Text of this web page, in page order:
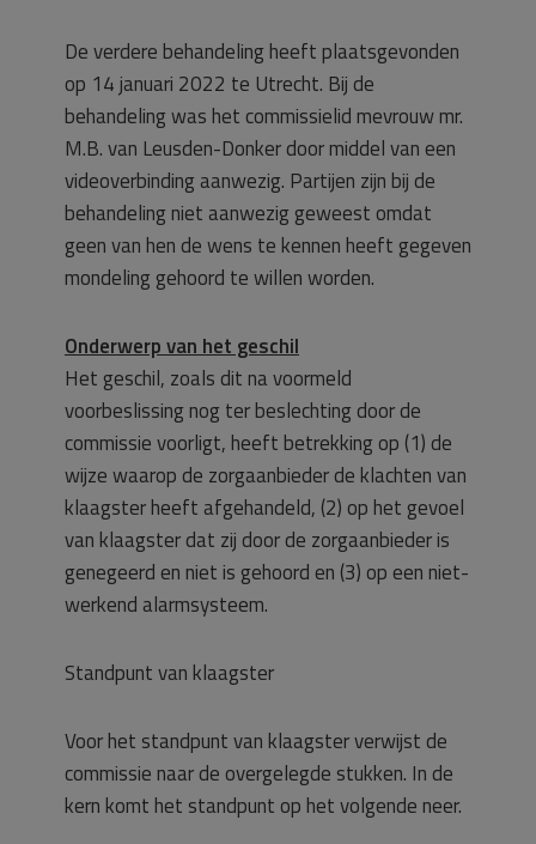
De verdere behandeling heeft plaatsgevonden
op 14 januari 2022 te Utrecht. Bij de
behandeling was het commissielid mevrouw mr.
M.B. van Leusden-Donker door middel van een
videoverbinding aanwezig. Partijen zijn bij de
behandeling niet aanwezig geweest omdat
geen van hen de wens te kennen heeft gegeven
mondeling gehoord te willen worden.
Onderwerp van het geschil
Het geschil, zoals dit na voormeld
voorbeslissing nog ter beslechting door de
commissie voorligt, heeft betrekking op (1) de
wijze waarop de zorgaanbieder de klachten van
klaagster heeft afgehandeld, (2) op het gevoel
van klaagster dat zij door de zorgaanbieder is
genegeerd en niet is gehoord en (3) op een niet-
werkend alarmsysteem.
Standpunt van klaagster
Voor het standpunt van klaagster verwijst de
commissie naar de overgelegde stukken. In de
kern komt het standpunt op het volgende neer.